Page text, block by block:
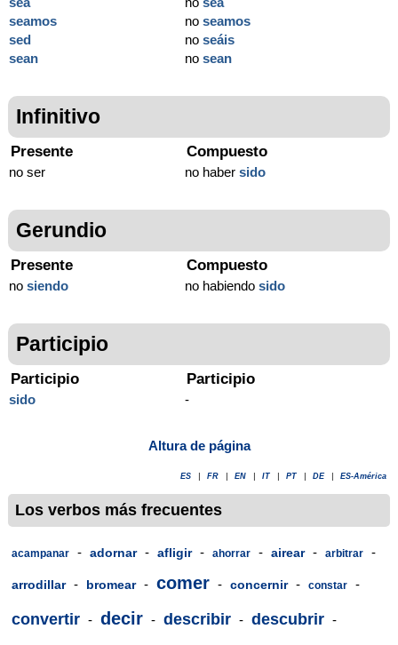
seamos
sed
sean
noseamos
noseáis
nosean
Infinitivo
Presente
no ser
Compuesto
no habersido
Gerundio
Presente
no siendo
Compuesto
no habiendosido
Participio
Participio
sido
Participio
-
Altura de página
ES FR EN IT PT DE ES-América
Los verbos más frecuentes
acampanar - adornar - afligir - ahorrar - airear - arbitrar -
arrodillar - bromear - comer - concernir - constar -
convertir - decir - describir - descubrir -